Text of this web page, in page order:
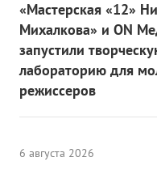
«Мастерская «12»
Михалкова» и ON
запустили
лабораторию для
режиссеров
6 августа 2026